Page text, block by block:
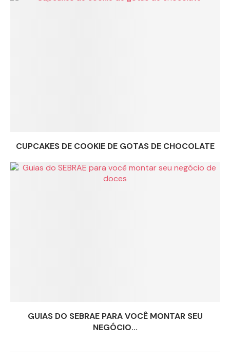
CUPCAKES DE COOKIE DE GOTAS DE CHOCOLATE
GUIAS DO SEBRAE PARA VOCÊ MONTAR SEU
NEGÓCIO...